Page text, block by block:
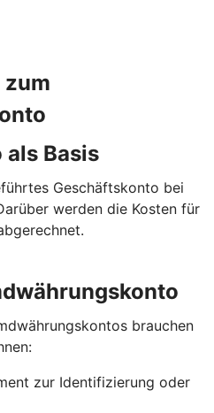
als Basis
Geschäftskonto bei
werden die Kosten für
brauchen
zur Identifizierung oder